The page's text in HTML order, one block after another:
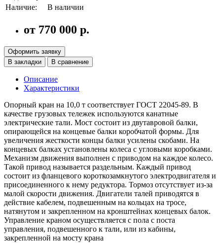
Наличие:
В наличии
от 770 000 р.
Оформить заявку
В закладки
В сравнение
Описание
Характеристики
Опорный кран на 10,0 т соответствует ГОСТ 22045-89. В
качестве грузовых тележек используются канатные
электрические тали. Мост состоит из двутавровой балки,
опирающейся на концевые балки коробчатой формы. Для
увеличения жесткости концы балки усилены скобами. На
концевых балках установлены колеса с угловыми коробками.
Механизм движения выполнен с приводом на каждое колесо.
Такой привод называется раздельным. Каждый привод
состоит из фланцевого короткозамкнутого электродвигателя и
присоединенного к нему редуктора. Тормоз отсутствует из-за
малой скорости движения. Двигатели талей приводятся в
действие кабелем, подвешенным на кольцах на тросе,
натянутом и закрепленном на кронштейнах концевых балок.
Управление краном осуществляется с пола с поста
управления, подвешенного к тали, или из кабины,
закрепленной на мосту крана